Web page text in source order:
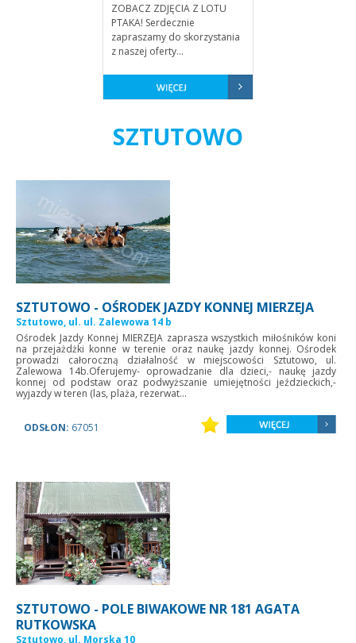
ZOBACZ ZDJĘCIA Z LOTU
PTAKA! Serdecznie
zapraszamy do skorzystania
z naszej oferty...
SZTUTOWO
SZTUTOWO - OŚRODEK JAZDY KONNEJ MIERZEJA
Sztutowo, ul. ul. Zalewowa 14 b
Ośrodek Jazdy Konnej MIERZEJA zaprasza wszystkich miłośników koni
na przejażdżki konne w terenie oraz naukę jazdy konnej. Ośrodek
prowadzi całoroczną działalność w miejscowości Sztutowo, ul.
Zalewowa 14b.Oferujemy- oprowadzanie dla dzieci,- naukę jazdy
konnej od podstaw oraz podwyższanie umiejętności jeździeckich,-
wyjazdy w teren (las, plaża, rezerwat...
ODSŁON: 67051
SZTUTOWO - POLE BIWAKOWE NR 181 AGATA
RUTKOWSKA
Sztutowo, ul. Morska 10